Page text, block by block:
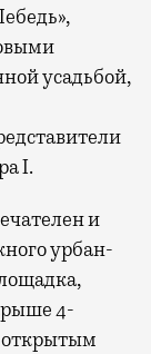
усадьбой,
I.
и
урбан-
4-
открытым